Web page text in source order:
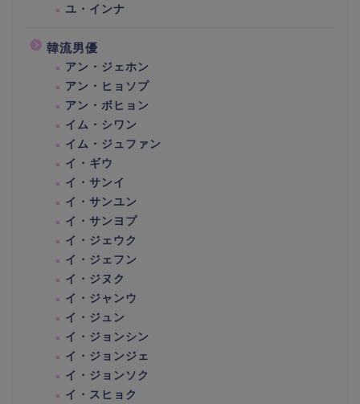
ユ・インナ
韓流男優
アン・ジェホン
アン・ヒョソプ
アン・ボヒョン
イム・シワン
イム・ジュファン
イ・ギウ
イ・サンイ
イ・サンユン
イ・サンヨプ
イ・ジェウク
イ・ジェフン
イ・ジヌク
イ・ジャンウ
イ・ジュン
イ・ジョンシン
イ・ジョンジェ
イ・ジョンソク
イ・スヒョク